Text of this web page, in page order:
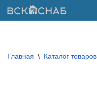
Главная \ Каталог товаров